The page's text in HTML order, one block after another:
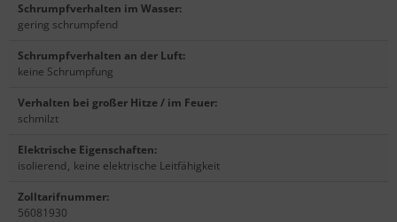
Schrumpfverhalten im Wasser:
gering schrumpfend
Schrumpfverhalten an der Luft:
keine Schrumpfung
Verhalten bei großer Hitze / im Feuer:
schmilzt
Elektrische Eigenschaften:
isolierend, keine elektrische Leitfähigkeit
Zolltarifnummer:
56081930